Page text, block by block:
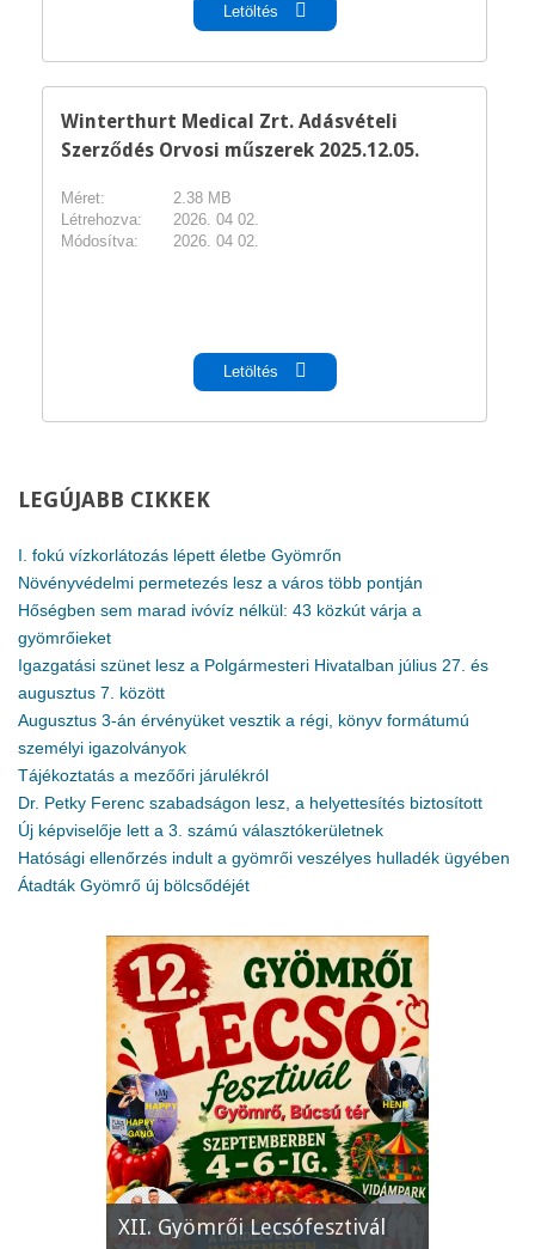
Letöltés
Winterthurt Medical Zrt. Adásvételi
Szerződés Orvosi műszerek 2025.12.05.
Méret:
2.38 MB
Létrehozva:
2026. 04 02.
Módosítva:
2026. 04 02.
Letöltés
LEGÚJABB CIKKEK
I. fokú vízkorlátozás lépett életbe Gyömrőn
Növényvédelmi permetezés lesz a város több pontján
Hőségben sem marad ivóvíz nélkül: 43 közkút várja a
gyömrőieket
Igazgatási szünet lesz a Polgármesteri Hivatalban július 27. és
augusztus 7. között
Augusztus 3-án érvényüket vesztik a régi, könyv formátumú
személyi igazolványok
Tájékoztatás a mezőőri járulékról
Dr. Petky Ferenc szabadságon lesz, a helyettesítés biztosított
Új képviselője lett a 3. számú választókerületnek
Hatósági ellenőrzés indult a gyömrői veszélyes hulladék ügyében
Átadták Gyömrő új bölcsődéjét
XII. Gyömrői Lecsófesztivál